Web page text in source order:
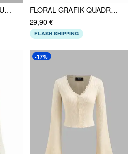
STRICKJACKE MIT V-AUSSCHNITT, LANGEN ÄRMELN UND KNÖPFEN
FLORAL GRAFIK QUADRAT AUSSCHNITT SPITZE STRASS SCHLANK CROP TANK TOP
29,90 €
FLASH SHIPPING
-17%